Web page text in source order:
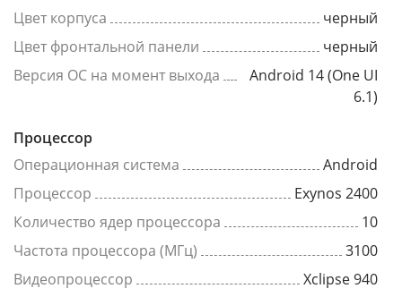
Цвет корпуса
черный
Цвет фронтальной панели
черный
Версия ОС на момент выхода
Android 14 (One UI
6.1)
Процессор
Операционная система
Android
Процессор
Exynos 2400
Количество ядер процессора
10
Частота процессора (МГц)
3100
Видеопроцессор
Xclipse 940